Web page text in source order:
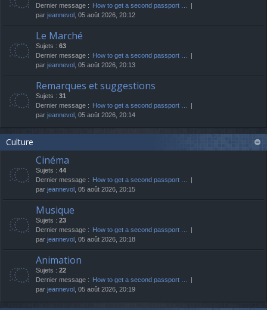
Dernier message : How to get a second passport …
par jeannevol , 05 août 2026, 20:12
Le Marché
Sujets : 63
Dernier message : How to get a second passport …
par jeannevol , 05 août 2026, 20:13
Remarques et suggestions
Sujets : 31
Dernier message : How to get a second passport …
par jeannevol , 05 août 2026, 20:14
Culture
Cinéma
Sujets : 44
Dernier message : How to get a second passport …
par jeannevol , 05 août 2026, 20:15
Musique
Sujets : 23
Dernier message : How to get a second passport …
par jeannevol , 05 août 2026, 20:18
Animation
Sujets : 22
Dernier message : How to get a second passport …
par jeannevol , 05 août 2026, 20:19